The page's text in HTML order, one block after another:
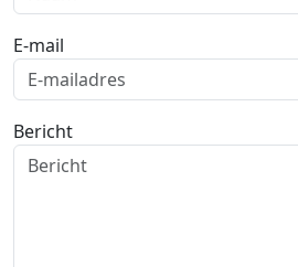
E-mail
Bericht